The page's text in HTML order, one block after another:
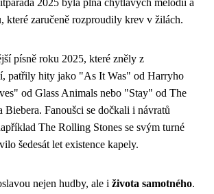
2025 byla plná chytlavých melodií a
které zaručeně rozproudily krev v žilách.
písně roku 2025, které zněly z
patřily hity jako "As It Was" od Harryho
od Glass Animals nebo "Stay" od The
Biebera. Fanoušci se dočkali i návratů
The Rolling Stones se svým turné
šedesát let existence kapely.
nejen hudby, ale i života samotného.